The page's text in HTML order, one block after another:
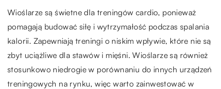
Wioślarze są świetne dla treningów cardio, ponieważ
pomagają budować siłę i wytrzymałość podczas spalania
kalorii. Zapewniają treningi o niskim wpływie, które nie są
zbyt uciążliwe dla stawów i mięśni. Wioślarze są również
stosunkowo niedrogie w porównaniu do innych urządzeń
treningowych na rynku, więc warto zainwestować w